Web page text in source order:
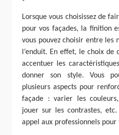
Lorsque vous choisissez de
pour vos façades, la finition
vous pouvez choisir entre les
l’enduit. En effet, le choix
accentuer les
donner son style. Vous
plusieurs aspects pour
façade : varier les
jouer sur les contrastes,
appel aux professionnels pour